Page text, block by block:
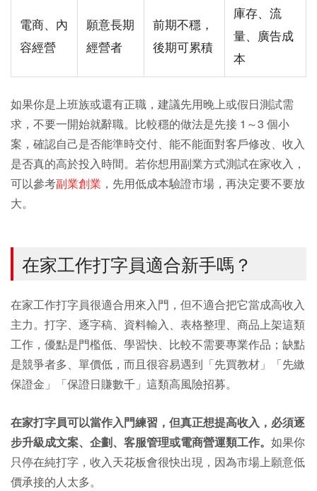
電商、內
容經營
願意長期
經營者
前期不穩，
後期可累積
庫存、流
量、廣告成
本
如果你是上班族或還有正職，建議先用晚上或假日測試需
求，不要一開始就辭職。比較穩的做法是先接 1～3 個小
案，確認自己是否能準時交付、能不能面對客戶修改、收入
是否真的高於投入時間。若你想用副業方式測試在家收入，
可以參考副業創業 ，先用低成本驗證市場，再決定要不要放
大。
在家工作打字員適合新手嗎？
在家工作打字員很適合用來入門，但不適合把它當成高收入
主力。打字、逐字稿、資料輸入、表格整理、商品上架這類
工作，優點是門檻低、學習快、比較不需要專業作品；缺點
是競爭者多、單價低，而且很容易遇到「先買教材」「先繳
保證金」「保證日賺數千」這類高風險招募。
在家打字員可以當作入門練習，但真正想提高收入，必須逐
步升級成文案、企劃、客服管理或電商營運類工作。 如果你
只停在純打字，收入天花板會很快出現，因為市場上願意低
價承接的人太多。